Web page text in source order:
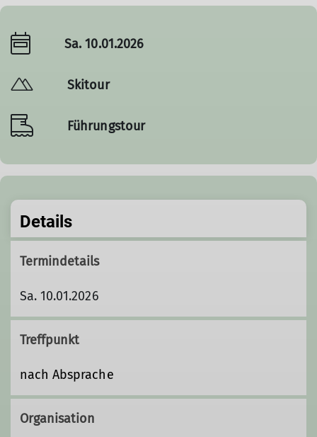
Sa. 10.01.2026
Skitour
Führungstour
Details
Termindetails
Sa. 10.01.2026
Treffpunkt
nach Absprache
Organisation